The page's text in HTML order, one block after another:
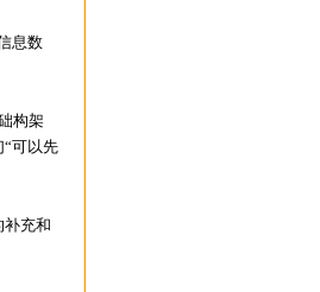
息数
构架
可以先
充和